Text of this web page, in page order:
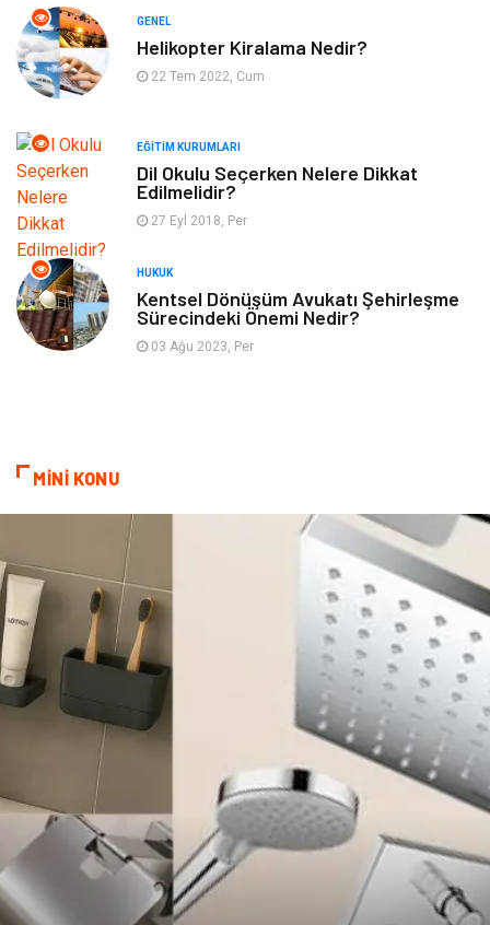
Bahçe Ev Maden ve Metal
Finans & Ekonomi
Plastik
Tekstil
Hizmet
İnternet Ambalaj
Kültür
Kiralama Servisleri
Basın Yayın
Dernekler ve Birlikler Periyodik Kontrol
Moda İthalat İhracat
Alüminyum Tarım & Hayvancılık
GENEL
Helikopter Kiralama Nedir?
22 Tem 2022, Cum
EĞITIM KURUMLARI
Dil Okulu Seçerken Nelere Dikkat
Edilmelidir?
27 Eyl 2018, Per
HUKUK
Kentsel Dönüşüm Avukatı Şehirleşme
Sürecindeki Önemi Nedir?
03 Ağu 2023, Per
MİNİ KONU